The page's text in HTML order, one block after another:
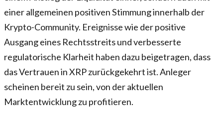
einer allgemeinen positiven Stimmung innerhalb der
Krypto-Community. Ereignisse wie der positive
Ausgang eines Rechtsstreits und verbesserte
regulatorische Klarheit haben dazu beigetragen, dass
das Vertrauen in XRP zurückgekehrt ist. Anleger
scheinen bereit zu sein, von der aktuellen
Marktentwicklung zu profitieren.